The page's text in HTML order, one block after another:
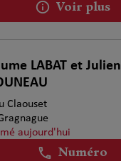
Voir plus
LABAT et Julien
Claouset
aujourd'hui
Numéro